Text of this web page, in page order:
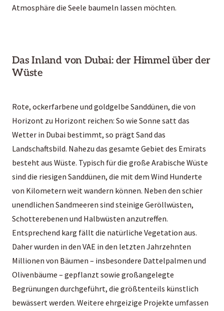
Atmosphäre die Seele baumeln lassen möchten.
Das Inland von Dubai: der Himmel über der
Wüste
Rote, ockerfarbene und goldgelbe Sanddünen, die von
Horizont zu Horizont reichen: So wie Sonne satt das
Wetter in Dubai bestimmt, so prägt Sand das
Landschaftsbild. Nahezu das gesamte Gebiet des Emirats
besteht aus Wüste. Typisch für die große Arabische Wüste
sind die riesigen Sanddünen, die mit dem Wind Hunderte
von Kilometern weit wandern können. Neben den schier
unendlichen Sandmeeren sind steinige Geröllwüsten,
Schotterebenen und Halbwüsten anzutreffen.
Entsprechend karg fällt die natürliche Vegetation aus.
Daher wurden in den VAE in den letzten Jahrzehnten
Millionen von Bäumen – insbesondere Dattelpalmen und
Olivenbäume – gepflanzt sowie großangelegte
Begrünungen durchgeführt, die größtenteils künstlich
bewässert werden. Weitere ehrgeizige Projekte umfassen